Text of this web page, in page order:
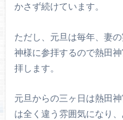
かさず続けています。
ただし、元旦は毎年、妻
神様に参拝するので熱田
拝します。
元旦からの三ヶ日は熱田
は全く違う雰囲気になり